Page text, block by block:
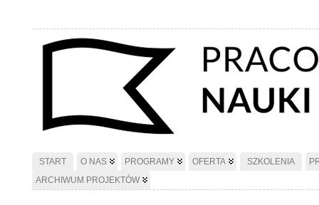
START O NAS PROGRAMY OFERTA SZKOLENIA
ARCHIWUM PROJEKTÓW